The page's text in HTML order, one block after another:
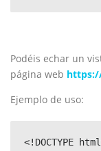
Podéis echar un
página web
Ejemplo de uso:
<!DOCTYPE